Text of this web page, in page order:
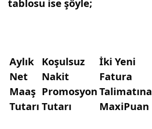
tablosu ise şöyle;
Aylık
Net
Maaş
Tutarı
Koşulsuz
Nakit
Promosyon
Tutarı
İki Yeni
Fatura
Talimatına
MaxiPuan